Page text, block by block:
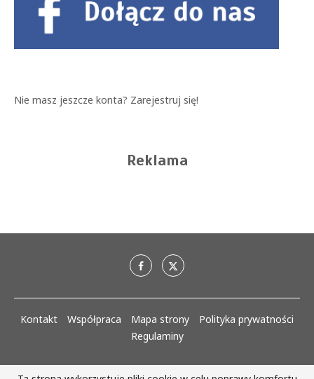
Nie masz jeszcze konta? Zarejestruj się!
Reklama
Kontakt Współpraca Mapa strony
Polityka prywatności
Regulaminy